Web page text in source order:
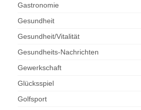
Gastronomie
Gesundheit
Gesundheit/Vitalität
Gesundheits-Nachrichten
Gewerkschaft
Glücksspiel
Golfsport